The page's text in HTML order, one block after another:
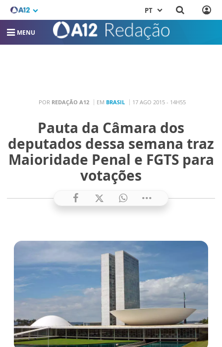
PT
MENU
POR REDAÇÃO A12 EM BRASIL 17 AGO 2015 - 14H55
Pauta da Câmara dos
deputados dessa semana traz
Maioridade Penal e FGTS para
votações